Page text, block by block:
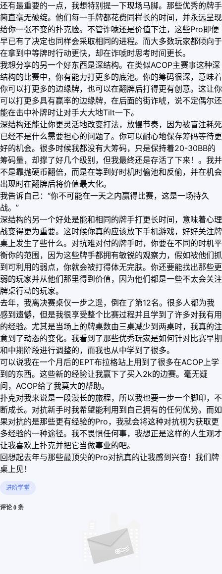
还有最重要的一点，我想特别提一下现场马脚。那些优秀的牌手
简直毫无破绽。他们每一手牌都花费同样长的时间，并永远呈现
给你一张不变的扑克脸。不管诈唬还是价值下注，这些Pro即便
早已有了决定也同样会采取相同的进程。而大多数玩家都倾向于
在拿到中等牌时行动更快，却在诈唬时思考时间更长。
我想分享的另一个好东西是深结构。在类似ACOP主赛事这种深
结构的比赛中，你有能力打更多的底池。你的筹码很深，意味着
你可以打更多的边缘牌，也可以在翻牌后打得更有创意。这让你
可以打更多具有赢率的边缘牌，在后面的街诈唬，说不定偶尔还
能在击中补牌时让对手大大地Tilt一下。
深结构还能让你更灵活地改变打法，放慢节奏，因为被盲注耗死
已经不是什么需要担心的问题了。你可以耐心地保存筹码等待更
好的机会。很多时候我都没有大筹码，只是保持着20-30BB的
筹码量，却撑了好几个级别，但我最终还是存活了下来！。我并
不是靠抛硬币翻倍，而是在等到好时机时偷池和反偷，并在机会
出现时在翻牌后将价值最大化。
我告诉自己：“你不可能在一天之内赢得比赛，这是一场持久
战。”
深结构的另一个好处是能和相同的牌手打更长时间，意味着心理
战变得更为重要。这时候你真的应该放下手机游戏，好好关注牌
桌上发生了些什么。对抗难对付的牌手时，你要在不同的时机平
衡你的范围，因为这些牌手都拥有敏锐的观察力，假如被他们抓
到可利用的弱点，你就会被打得体无完肤。你还要能找出那些更
弱的玩家并从他们那里得到价值，因为他们都是一些不太会关注
牌桌行动的玩家。
去年，我离决赛桌仅一步之遥，倒在了第12名。很多人都为我
感到遗憾，但是我很享受整个比赛过程并且学到了许多对我有用
的经验。尤其是当场上的牌桌数由三桌减少到两桌时，我真的注
意到了动态的变化。我看到了那些优秀玩家是如何针对比赛早期
和中期阶段进行调整的，而我也从中学到了很多。
可以说我在一个月后的EPT布拉格站上用到了很多在ACOP上学
到的东西。这些新的经验让我赢下了买入2k的边赛。毫无疑
问，ACOP给了我莫大的帮助。
扑克对我来说是一段漫长的旅程，所以我也要一步一个脚印，不
断成长。对抗新手时我希望能利用到自己拥有的任何优势。而如
果对抗的是那些更有经验的Pro，我就会将这种对抗视为获取更
多经验的一种途径。我不畏惧任何事，我想正是这样的人生观才
让我喜欢上扑克并把它当做事业的吧。
回想起去年与那些最顶尖的Pro对抗真的让我感到兴奋！我们牌
桌上见！
进阶学堂
评论 0 条